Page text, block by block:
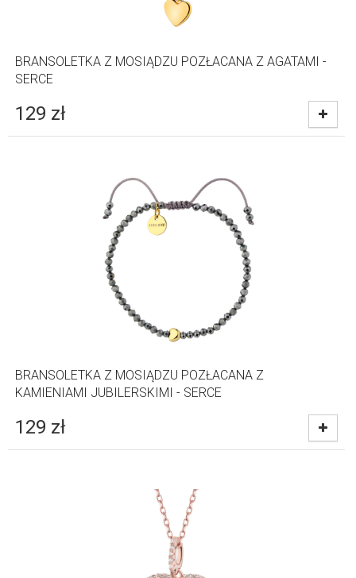
BRANSOLETKA Z MOSIĄDZU POZŁACANA Z AGATAMI -
SERCE
129 zł
BRANSOLETKA Z MOSIĄDZU POZŁACANA Z
KAMIENIAMI JUBILERSKIMI - SERCE
129 zł